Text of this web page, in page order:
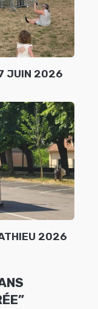
JUIN 2026
2026